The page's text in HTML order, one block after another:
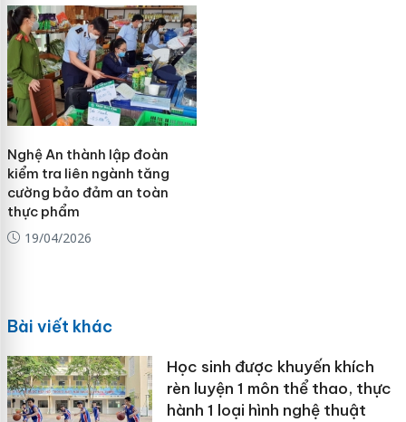
Nghệ An thành lập đoàn
kiểm tra liên ngành tăng
cường bảo đảm an toàn
thực phẩm
19/04/2026
Bài viết khác
Học sinh được khuyến khích
rèn luyện 1 môn thể thao, thực
hành 1 loại hình nghệ thuật